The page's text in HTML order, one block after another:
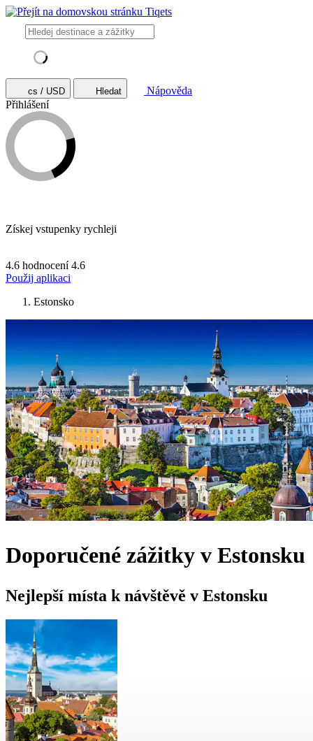
cs / USD Hledat
Nápověda
Přihlášení
Získej vstupenky rychleji
4.6 hodnocení 4.6
Použij aplikaci
Estonsko
Doporučené zážitky v Estonsku
Nejlepší místa k návštěvě v Estonsku